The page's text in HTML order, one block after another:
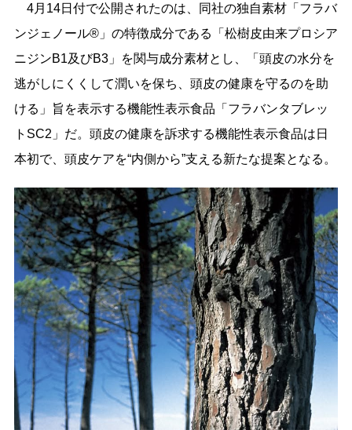
4月14日付で公開されたのは、同社の独自素材「フラバ
ンジェノール®」の特徴成分である「松樹皮由来プロシア
ニジンB1及びB3」を関与成分素材とし、「頭皮の水分を
逃がしにくくして潤いを保ち、頭皮の健康を守るのを助
ける」旨を表示する機能性表示食品「フラバンタブレッ
トSC2」だ。頭皮の健康を訴求する機能性表示食品は日
本初で、頭皮ケアを“内側から”支える新たな提案となる。